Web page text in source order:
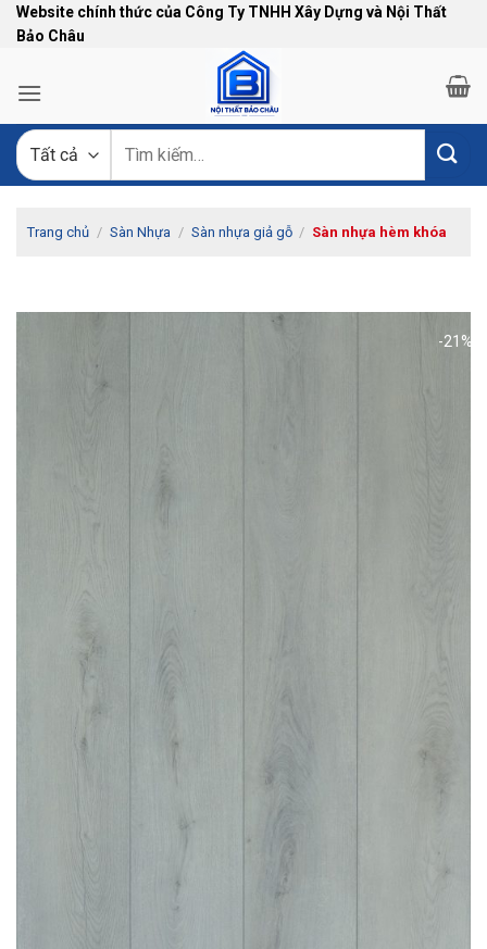
Bỏ
qua
dung
Website chính thức của Công Ty TNHH Xây Dựng và Nội Thất
Bảo Châu
kiếm:
Trang chủ / Sàn Nhựa / Sàn nhựa giả gỗ / Sàn nhựa hèm khóa
-21%